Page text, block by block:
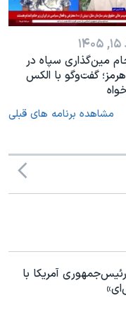
مین‌گذاری‌ سپاه در
گفت‌وگو با الکس
مشاهده برنامه های قبلی
آمریکا با